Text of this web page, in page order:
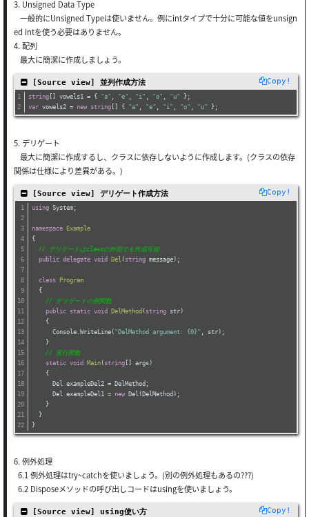
3. Unsigned Data Type
一般的にUnsigned Typeは使いません。例にintタイプで十分に可能な値をunsign
ed intを使う必要はありません。
4. 配列
最大に簡潔に作成しましょう。
Copy!
[Source view] 並列作成方法
string [] vowels1 = { "a" , "e" , "i" , "o" , "u" };
var vowels2 = new string [] { "a" , "e" , "i" , "o" , "u" };
5. デリゲート
最大に簡潔に作成するし、クラスに依存しないように作成します。(クラスの依存
関係は仕様により差異がある。)
Copy!
[Source view] デリゲート作成方法
using System;
namespace Example
{
// デリゲートはclassの外部でも作成可能
public delegate void Del ( string message) ;
class Program
  {
// デリゲートの例関数
public static void DelMethod ( string str)
    {
      Console.WriteLine(
"DelMethod argument: {0}" , str);
    }
// 実行関数
static void Main ( string [] args)
    {
      Del exampleDel2 = DelMethod;
      Del exampleDel1 =
new Del(DelMethod);
    }
  }
}
6. 例外処理
6.1 例外処理はtry~catchを使いましょう。(別の例外処理もあるの???)
6.2 Disposeメソッドの呼び出しコードはusingを使いましょう。
Copy!
[Source view] using使い方